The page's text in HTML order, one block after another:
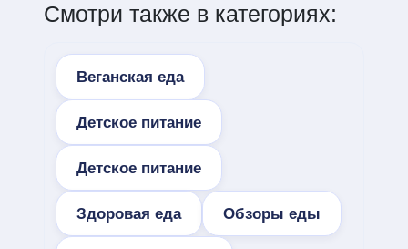
Смотри также в категориях:
Веганская еда
Детское питание
Детское питание
Здоровая еда Обзоры еды